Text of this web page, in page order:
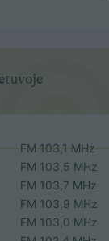
FM 103,1 MHz
FM 103,5 MHz
FM 103,7 MHz
FM 103,9 MHz
FM 103,0 MHz